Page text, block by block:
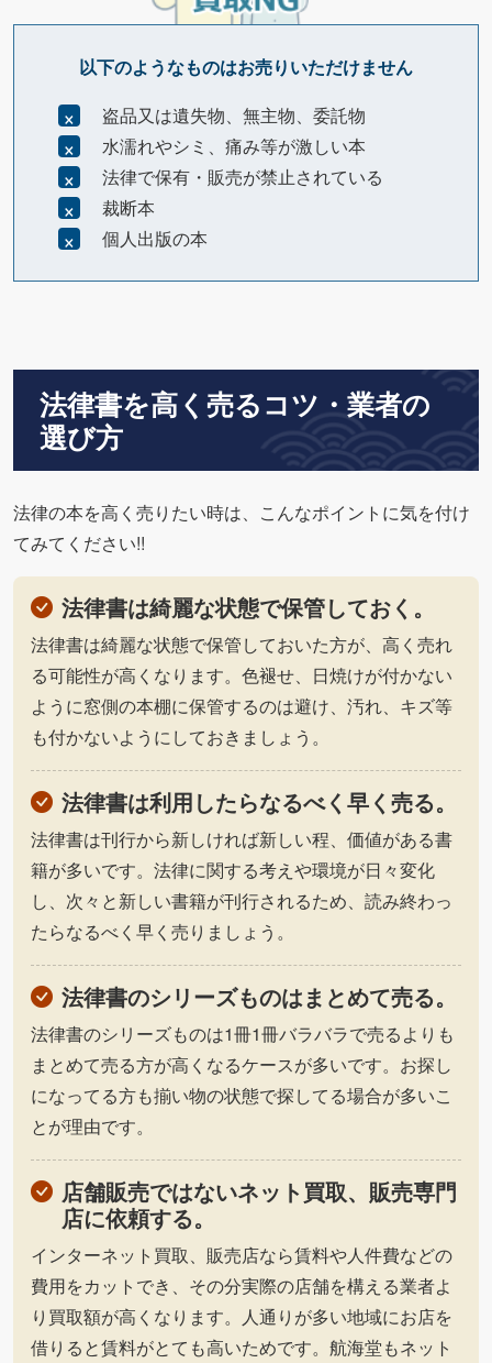
以下のようなものはお売りいただけません
盗品又は遺失物、無主物、委託物
水濡れやシミ、痛み等が激しい本
法律で保有・販売が禁止されている
裁断本
個人出版の本
法律書を高く売るコツ・業者の
選び方
法律の本を高く売りたい時は、こんなポイントに気を付け
てみてください!!
法律書は綺麗な状態で保管しておく。
法律書は綺麗な状態で保管しておいた方が、高く売れ
る可能性が高くなります。色褪せ、日焼けが付かない
ように窓側の本棚に保管するのは避け、汚れ、キズ等
も付かないようにしておきましょう。
法律書は利用したらなるべく早く売る。
法律書は刊行から新しければ新しい程、価値がある書
籍が多いです。法律に関する考えや環境が日々変化
し、次々と新しい書籍が刊行されるため、読み終わっ
たらなるべく早く売りましょう。
法律書のシリーズものはまとめて売る。
法律書のシリーズものは1冊1冊バラバラで売るよりも
まとめて売る方が高くなるケースが多いです。お探し
になってる方も揃い物の状態で探してる場合が多いこ
とが理由です。
店舗販売ではないネット買取、販売専門
店に依頼する。
インターネット買取、販売店なら賃料や人件費などの
費用をカットでき、その分実際の店舗を構える業者よ
り買取額が高くなります。人通りが多い地域にお店を
借りると賃料がとても高いためです。航海堂もネット